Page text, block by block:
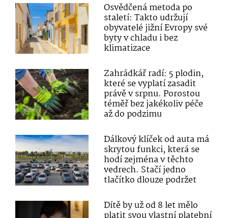
Osvědčená metoda po
staletí: Takto udržují
obyvatelé jižní Evropy své
byty v chladu i bez
klimatizace
Zahrádkář radí: 5 plodin,
které se vyplatí zasadit
právě v srpnu. Porostou
téměř bez jakékoliv péče
až do podzimu
Dálkový klíček od auta má
skrytou funkci, která se
hodí zejména v těchto
vedrech. Stačí jedno
tlačítko dlouze podržet
Dítě by už od 8 let mělo